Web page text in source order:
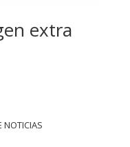
extra
NOTICIAS